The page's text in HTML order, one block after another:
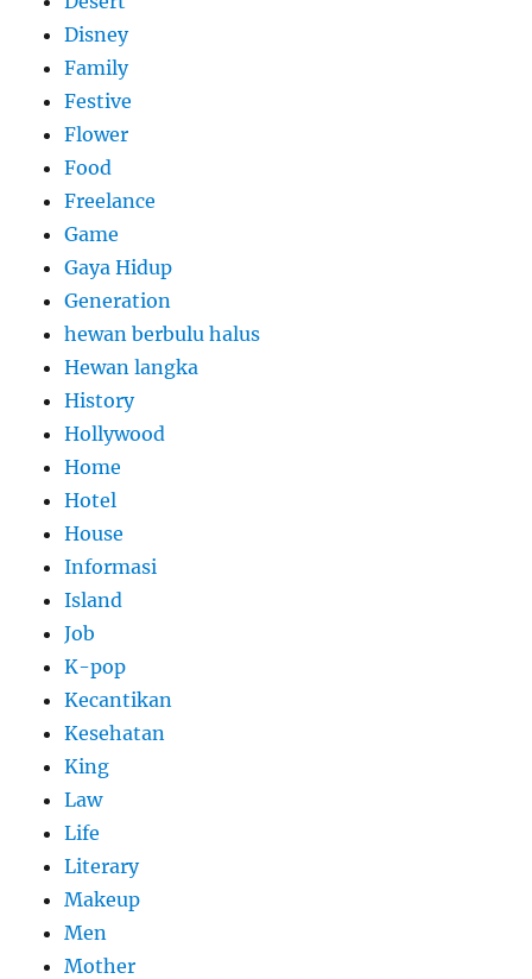
Disney
Family
Festive
Flower
Food
Freelance
Game
Gaya Hidup
Generation
hewan berbulu halus
Hewan langka
History
Hollywood
Home
Hotel
House
Informasi
Island
Job
K-pop
Kecantikan
Kesehatan
King
Law
Life
Literary
Makeup
Men
Mother